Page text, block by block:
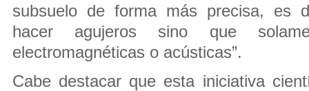
subsuelo de forma más precisa, es
hacer agujeros sino que
electromagnéticas o acústicas”.
Cabe destacar que esta iniciativa